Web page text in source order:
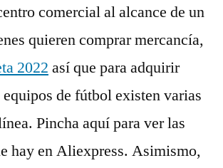
comercial al alcance de un
quieren comprar mercancía,
2022 así que para adquirir
equipos de fútbol existen varias
Pincha aquí para ver las
hay en Aliexpress. Asimismo,